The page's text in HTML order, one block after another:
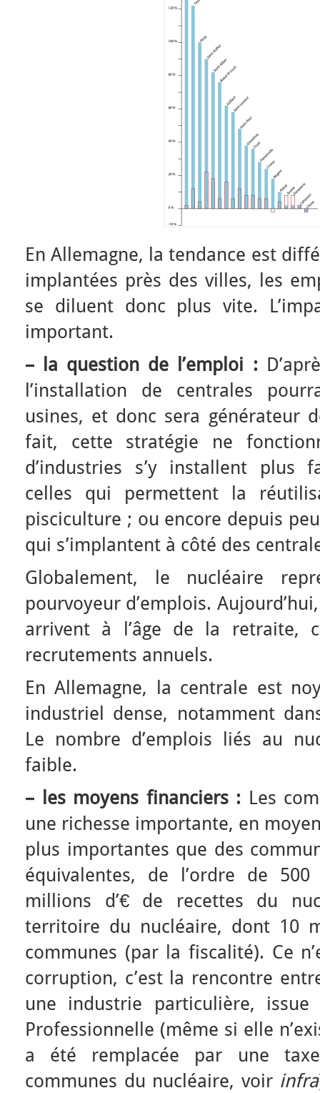
En Allemagne, la tendance est
implantées près des villes, les
se diluent donc plus vite.
important.
–
la question de l’emploi :
l’installation de centrales
usines, et donc sera générateur
fait, cette stratégie ne
d’industries s’y installent plus
celles qui permettent la
pisciculture ; ou encore depuis
qui s’implantent à côté des
Globalement, le nucléaire
pourvoyeur d’emplois.
arrivent à l’âge de la retraite,
recrutements annuels.
En Allemagne, la centrale est
industriel dense, notamment
Le nombre d’emplois liés au
faible.
–
les moyens financiers : Les
une richesse importante, en
plus importantes que des
équivalentes, de l’ordre de
millions d’€ de recettes du
territoire du nucléaire, dont 10
communes (par la fiscalité). Ce
corruption, c’est la rencontre
une industrie particulière,
Professionnelle (même si elle
a été remplacée par une
communes du nucléaire, voir infra